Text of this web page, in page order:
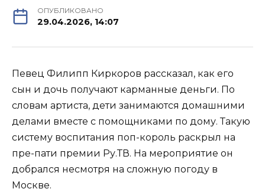
ОПУБЛИКОВАНО
29.04.2026, 14:07
Певец Филипп Киркоров рассказал, как его
сын и дочь получают карманные деньги. По
словам артиста, дети занимаются домашними
делами вместе с помощниками по дому. Такую
систему воспитания поп-король раскрыл на
пре-пати премии Ру.ТВ. На мероприятие он
добрался несмотря на сложную погоду в
Москве.